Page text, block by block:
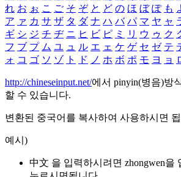
れ お ぉ こ ご そ ぞ と ど の ほ ぼ ぽ も
ア ァ カ サ ザ タ ダ ナ ハ バ パ マ ヤ ャ
ギ シ ジ チ ヂ ニ ヒ ビ ピ ミ リ ウ ゥ ク
フ ブ プ ム ユ ュ ル エ ェ ケ ゲ セ ゼ テ
ォ コ ゴ ソ ゾ ト ド ノ ホ ボ ポ モ ヨ ョ
http://chineseinput.net/에서 pinyin(병음)방
할 수 있습니다.
변환된 중국어를 복사하여 사용하시면
예시)
中文 을 입력하시려면 zhongwen을